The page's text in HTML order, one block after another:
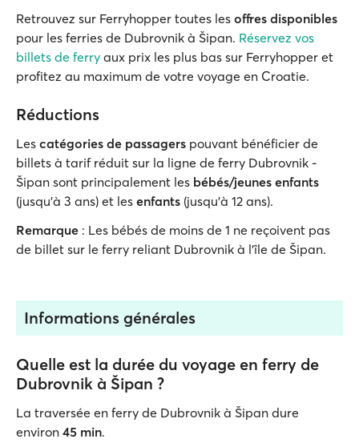
Retrouvez sur Ferryhopper toutes les offres disponibles
pour les ferries de Dubrovnik à Šipan. Réservez vos
billets de ferry aux prix les plus bas sur Ferryhopper et
profitez au maximum de votre voyage en Croatie.
Réductions
Les catégories de passagers pouvant bénéficier de
billets à tarif réduit sur la ligne de ferry Dubrovnik -
Šipan sont principalement les bébés/jeunes enfants
(jusqu'à 3 ans) et les enfants (jusqu'à 12 ans).
Remarque : Les bébés de moins de 1 ne reçoivent pas
de billet sur le ferry reliant Dubrovnik à l'île de Šipan.
Informations générales
Quelle est la durée du voyage en ferry de
Dubrovnik à Šipan ?
La traversée en ferry de Dubrovnik à Šipan dure
environ 45 min.